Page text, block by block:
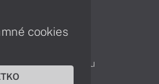
Reklamácia tovaru
cookies